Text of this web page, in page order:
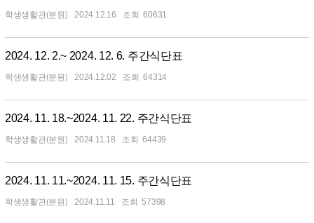
학생생활관(분원) 2024.12.16 60631
2024. 12. 2.~ 2024. 12. 6. 주간식단표
학생생활관(분원) 2024.12.02 64314
2024. 11. 18.~2024. 11. 22. 주간식단표
학생생활관(분원) 2024.11.18 64439
2024. 11. 11.~2024. 11. 15. 주간식단표
학생생활관(분원) 2024.11.11 57398